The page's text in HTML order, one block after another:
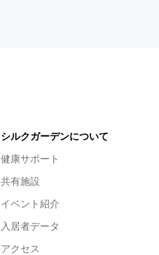
シルクガーデンについて
健康サポート
共有施設
イベント紹介
入居者データ
アクセス